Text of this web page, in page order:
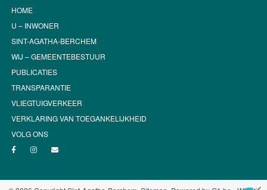
HOME
U – INWONER
SINT-AGATHA-BERCHEM
WIJ – GEMEENTEBESTUUR
PUBLICATIES
TRANSPARANTIE
VLIEGTUIGVERKEER
VERKLARING VAN TOEGANKELIJKHEID
VOLG ONS